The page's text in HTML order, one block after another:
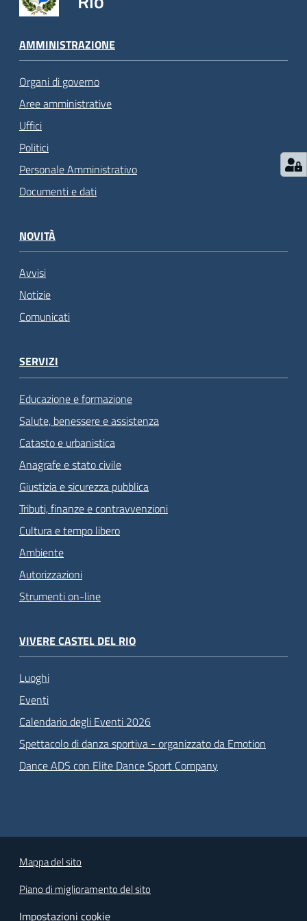
AMMINISTRAZIONE
Organi di governo
Aree amministrative
Uffici
Politici
Personale Amministrativo
Documenti e dati
NOVITÀ
Avvisi
Notizie
Comunicati
SERVIZI
Educazione e formazione
Salute, benessere e assistenza
Catasto e urbanistica
Anagrafe e stato civile
Giustizia e sicurezza pubblica
Tributi, finanze e contravvenzioni
Cultura e tempo libero
Ambiente
Autorizzazioni
Strumenti on-line
VIVERE CASTEL DEL RIO
Luoghi
Eventi
Calendario degli Eventi 2026
Spettacolo di danza sportiva - organizzato da Emotion
Dance ADS con Elite Dance Sport Company
Mappa del sito
Piano di miglioramento del sito
Impostazioni cookie